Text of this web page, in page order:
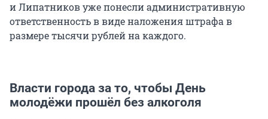
и Липатников уже понесли административную
ответственность в виде наложения штрафа в
размере тысячи рублей на каждого.
Власти города за то, чтобы День
молодёжи прошёл без алкоголя